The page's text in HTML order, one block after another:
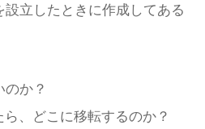
立したときに作成してある
か？
どこに移転するのか？